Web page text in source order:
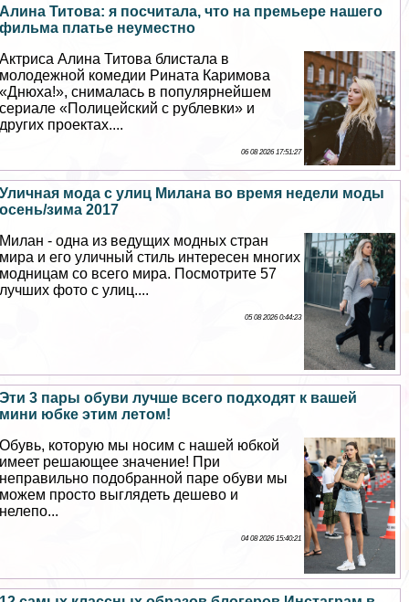
Алина Титова: я посчитала, что на премьере нашего
фильма платье неуместно
Актриса Алина Титова блистала в
молодежной комедии Рината Каримова
«Днюха!», снималась в популярнейшем
сериале «Полицейский с рублевки» и
других проектах....
06 08 2026 17:51:27
Уличная мода с улиц Милана во время недели моды
осень/зима 2017
Милан - одна из ведущих модных стран
мира и его уличный стиль интересен многих
модницам со всего мира. Посмотрите 57
лучших фото с улиц....
05 08 2026 0:44:23
Эти 3 пары обуви лучше всего подходят к вашей
мини юбке этим летом!
Обувь, которую мы носим с нашей юбкой
имеет решающее значение! При
неправильно подобранной паре обуви мы
можем просто выглядеть дешево и
нелепо...
04 08 2026 15:40:21